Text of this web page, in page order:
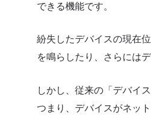
できる機能です。
紛失したデバイスの現在
を鳴らしたり、さらには
しかし、従来の「デバイ
つまり、デバイスがネッ